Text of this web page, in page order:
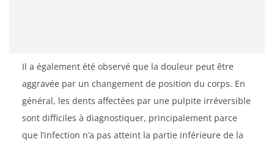
Il a également été observé que la douleur peut être
aggravée par un changement de position du corps. En
général, les dents affectées par une pulpite irréversible
sont difficiles à diagnostiquer, principalement parce
que l’infection n’a pas atteint la partie inférieure de la